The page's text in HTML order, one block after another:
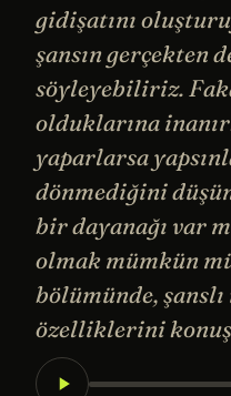
gidişatını
şansın gerçekten
söyleyebiliriz.
olduklarına
yaparlarsa
dönmediğini
bir dayanağı var
olmak mümkün
bölümünde,
özelliklerini